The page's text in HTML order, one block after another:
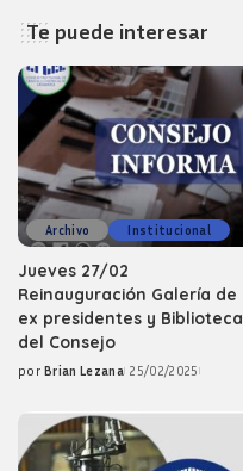
Te puede interesar
Archivo Institucional
Jueves 27/02
Reinauguración Galería de
ex presidentes y Biblioteca
del Consejo
Posted
por Brian Lezana 25/02/2025